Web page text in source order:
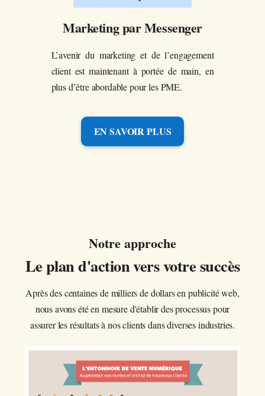
Marketing par Messenger
L’avenir du marketing et de l’engagement
client est maintenant à portée de main, en
plus d’être abordable pour les PME.
EN SAVOIR PLUS
Notre approche
Le plan d'action vers votre succès
Après des centaines de milliers de dollars en publicité web,
nous avons été en mesure d'établir des processus pour
assurer les résultats à nos clients dans diverses industries.